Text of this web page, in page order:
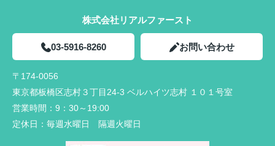
株式会社リアルファースト
03-5916-8260 お問い合わせ
〒174-0056
東京都板橋区志村３丁目24-3 ベルハイツ志村 １０１号室
営業時間： 9：30～19:00
定休日： 毎週水曜日 隔週火曜日